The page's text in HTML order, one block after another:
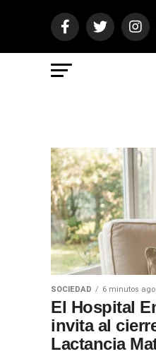
SOCIEDAD 6 minutos ago
El Hospital
invita al
Lactancia